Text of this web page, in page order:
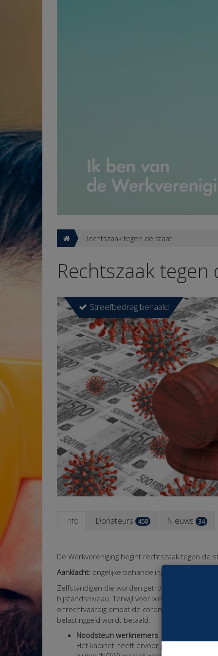
Rechtszaak tegen de staat
Rechtszaak tegen
Streefbedrag behaald
Info Donateurs 458 Nieuws 34
De Werkvereniging begint rechtszaak tegen de
Aanklacht: ongelijke behandeling van
Zelfstandigen die worden getroffen door de
bijstandsniveau. Terwijl voor werknemers hun
onrechtvaardig omdat de coronacrisis geen
belastinggeld wordt betaald.
Noodsteun werknemers
Het kabinet heeft ervoor gekozen om aan